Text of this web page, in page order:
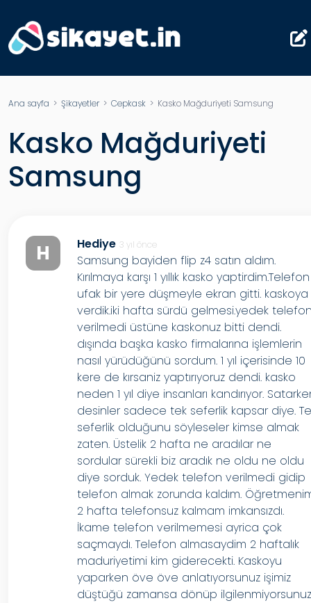
Ana sayfa > Şikayetler> Cepkask > Kasko Mağduriyeti Samsung
Kasko Mağduriyeti
Samsung
H Hediye 3 yıl önce
Samsung bayiden flip z4 satın aldım.
Kırılmaya karşı 1 yıllık kasko yaptirdim.Telefon
ufak bir yere düşmeyle ekran gitti. kaskoya
verdik.iki hafta sürdü gelmesi.yedek
verilmedi üstüne kaskonuz bitti dendi.
dışında başka kasko firmalarına işlemlerin
nasıl yürüdüğünü sordum. 1 yıl içerisinde 10
kere de kırsaniz yaptırıyoruz dendi. kasko
neden 1 yıl diye insanları kandırıyor.
desinler sadece tek seferlik kapsar diye.
seferlik olduğunu söyleseler kimse almak
zaten. Üstelik 2 hafta ne aradılar ne
sordular sürekli biz aradık ne oldu ne oldu
diye sorduk. Yedek telefon verilmedi gidip
telefon almak zorunda kaldım.
2 hafta telefonsuz kalmam imkansızdı.
İkame telefon verilmemesi ayrica çok
saçmaydı. Telefon almasaydim 2 haftalık
maduriyetimi kim giderecekti. Kaskoyu
yaparken öve öve anlatıyorsunuz işimiz
düştüğü zamansa dönüp